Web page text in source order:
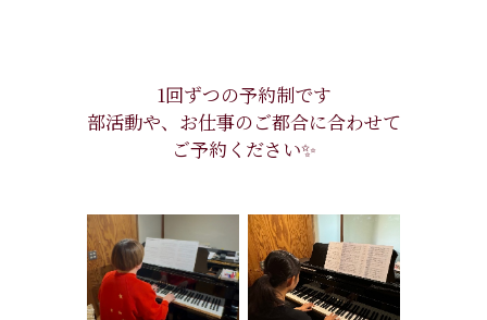
1回ずつの予約制です
部活動や、お仕事のご都合に合わせて
ご予約ください✨